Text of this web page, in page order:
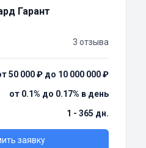
Гарант
3 отзыва
50 000 ₽ до 10 000 000 ₽
от 0.1% до 0.17% в день
1 - 365 дн.
заявку